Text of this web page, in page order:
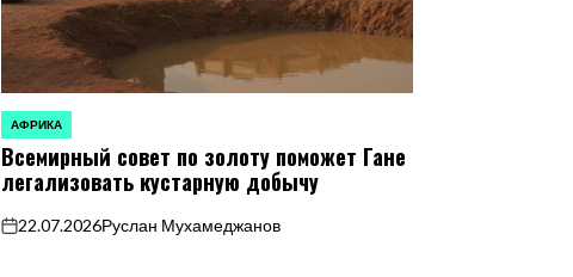
ОПУБЛИКОВАНО
В
АФРИКА
Всемирный совет по золоту поможет Гане
легализовать кустарную добычу
on
22.07.2026Руслан Мухамеджанов